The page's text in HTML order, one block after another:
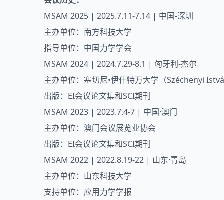
MSAM 2025 | 2025.7.11-7.14 | 中国-深圳
主办单位：南方科技大学
指导单位：中国力学学会
MSAM 2024 | 2024.7.29-8.1 | 匈牙利-杰尔
主办单位：塞切尼•伊什特万大学（Széchenyi
出版：EI会议论文集和SCI期刊
MSAM 2023 | 2023.7.4-7 | 中国·澳门
主办单位：澳门会议展览业协会
出版：EI会议论文集和SCI期刊
MSAM 2022 | 2022.8.19-22 | 山东·青岛
主办单位：山东科技大学
支持单位：应用力学学报